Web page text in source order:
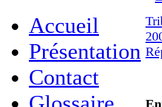
Accueil
Présentation
Contact